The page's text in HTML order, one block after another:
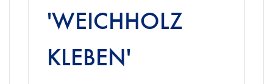
KONTAKTFORMULAR
'WEICHHOLZ
KLEBEN'